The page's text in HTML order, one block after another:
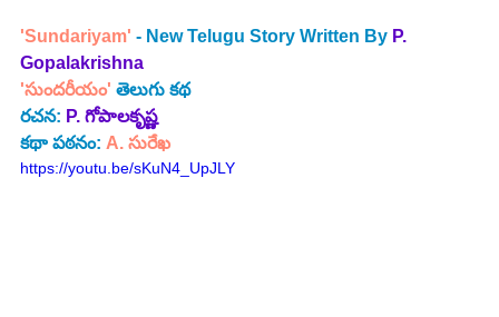
'Sundariyam' - New Telugu Story Written By P.
Gopalakrishna
'సుందరీయం' తెలుగు కథ
రచన: P. గోపాలకృష్ణ
కథా పఠనం: A. సురేఖ
https://youtu.be/sKuN4_UpJLY